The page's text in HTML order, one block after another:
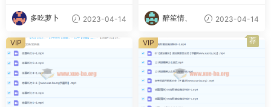
多吃萝卜 2023-04-14 醉笙情、 2023-04-14
VIP VIP 荐